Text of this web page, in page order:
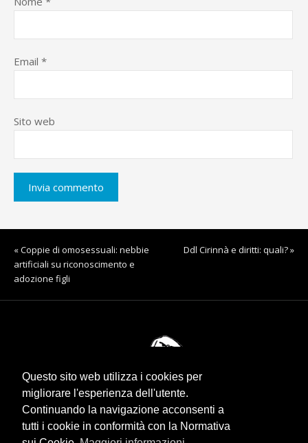
Email *
Sito web
Ddl Cirinnà e diritti: quali? »
« Coppie di omosessuali: nebbie
artificiali su riconoscimento e
adozione figli
Questo sito web utilizza i cookies per
migliorare l'esperienza dell'utente.
Continuando la navigazione acconsenti a
tutti i cookie in conformità con la Normativa